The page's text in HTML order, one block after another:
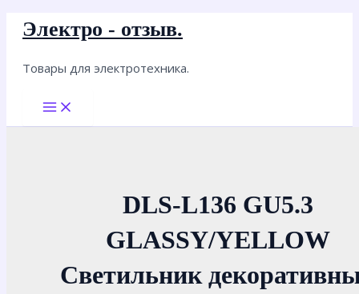
Перейти
содержимому
Электро - отзыв.
Товары для электротехника.
Main
Menu
DLS-L136 GU5.3
GLASSY/YELLOW
Светильник